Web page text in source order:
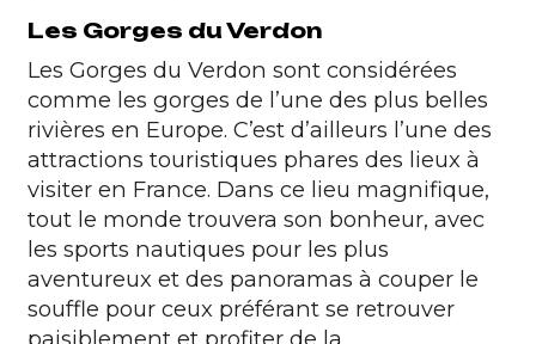
Les Gorges du Verdon
Les Gorges du Verdon sont considérées
comme les gorges de l’une des plus belles
rivières en Europe. C’est d’ailleurs l’une des
attractions touristiques phares des lieux à
visiter en France. Dans ce lieu magnifique,
tout le monde trouvera son bonheur, avec
les sports nautiques pour les plus
aventureux et des panoramas à couper le
souffle pour ceux préférant se retrouver
paisiblement et profiter de la